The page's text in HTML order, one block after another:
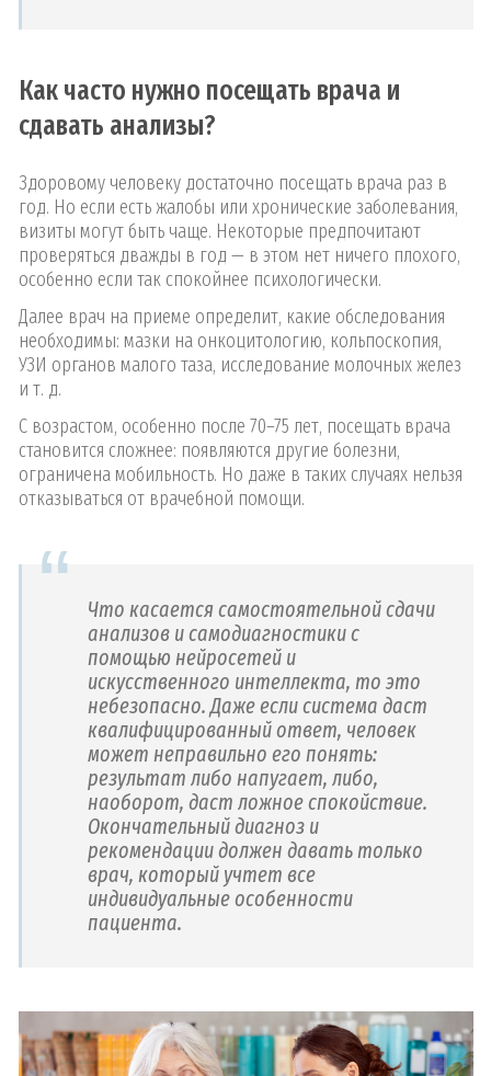
Как часто нужно посещать врача и
сдавать анализы?
Здоровому человеку достаточно посещать врача раз в
год. Но если есть жалобы или хронические заболевания,
визиты могут быть чаще. Некоторые предпочитают
проверяться дважды в год — в этом нет ничего плохого,
особенно если так спокойнее психологически.
Далее врач на приеме определит, какие обследования
необходимы: мазки на онкоцитологию, кольпоскопия,
УЗИ органов малого таза, исследование молочных желез
и т. д.
С возрастом, особенно после 70–75 лет, посещать врача
становится сложнее: появляются другие болезни,
ограничена мобильность. Но даже в таких случаях нельзя
отказываться от врачебной помощи.
Что касается самостоятельной сдачи
анализов и самодиагностики с
помощью нейросетей и
искусственного интеллекта, то это
небезопасно. Даже если система даст
квалифицированный ответ, человек
может неправильно его понять:
результат либо напугает, либо,
наоборот, даст ложное спокойствие.
Окончательный диагноз и
рекомендации должен давать только
врач, который учтет все
индивидуальные особенности
пациента.